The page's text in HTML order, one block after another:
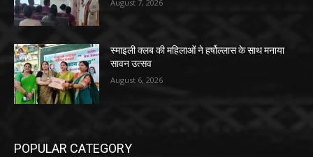
August 7, 2026
स्माइली क्लब की महिलाओं ने हर्षोल्लास के साथ मनाया
सावन उत्सव
August 6, 2026
POPULAR CATEGORY